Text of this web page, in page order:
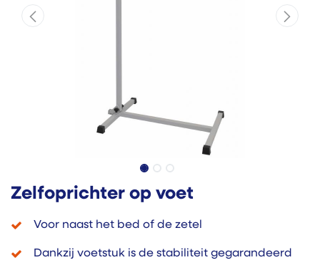
Zelfoprichter op voet
Voor naast het bed of de zetel
Dankzij voetstuk is de stabiliteit gegarandeerd